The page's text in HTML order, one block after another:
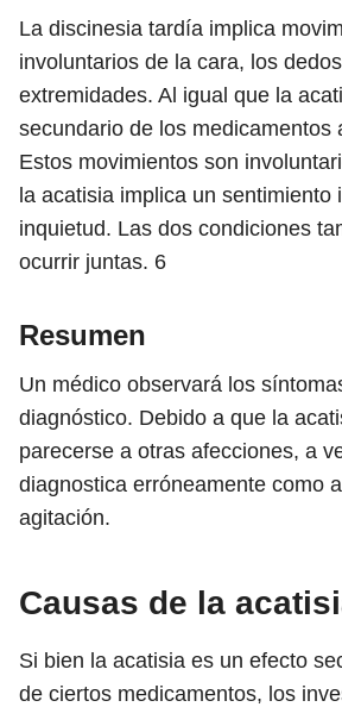
La discinesia tardía implica
involuntarios de la cara, los
extremidades. Al igual que la
secundario de los medicamentos
Estos movimientos son
la acatisia implica un sentimiento
inquietud. Las dos condiciones
ocurrir juntas. 6
Resumen
Un médico observará los
diagnóstico. Debido a que la
parecerse a otras afecciones, a
diagnostica erróneamente como
agitación.
Causas de la
Si bien la acatisia es un efecto
de ciertos medicamentos, los